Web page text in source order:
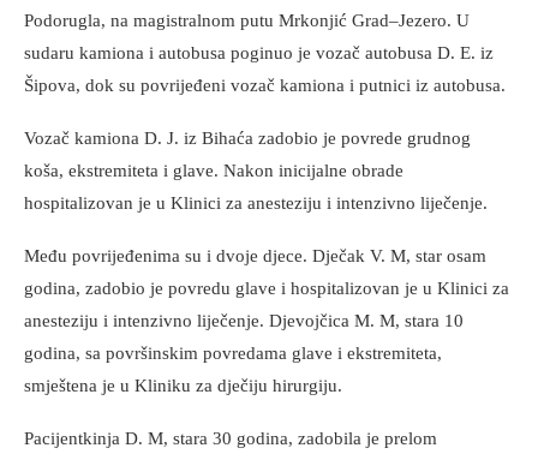
Podorugla, na magistralnom putu Mrkonjić Grad–Jezero. U
sudaru kamiona i autobusa poginuo je vozač autobusa D. E. iz
Šipova, dok su povrijeđeni vozač kamiona i putnici iz autobusa.
Vozač kamiona D. J. iz Bihaća zadobio je povrede grudnog
koša, ekstremiteta i glave. Nakon inicijalne obrade
hospitalizovan je u Klinici za anesteziju i intenzivno liječenje.
Među povrijeđenima su i dvoje djece. Dječak V. M, star osam
godina, zadobio je povredu glave i hospitalizovan je u Klinici za
anesteziju i intenzivno liječenje. Djevojčica M. M, stara 10
godina, sa površinskim povredama glave i ekstremiteta,
smještena je u Kliniku za dječiju hirurgiju.
Pacijentkinja D. M, stara 30 godina, zadobila je prelom